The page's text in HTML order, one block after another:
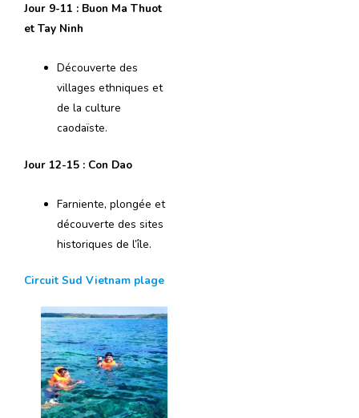
Jour 9-11 : Buon Ma Thuot
et Tay Ninh
Découverte des
villages ethniques et
de la culture
caodaïste.
Jour 12-15 : Con Dao
Farniente, plongée et
découverte des sites
historiques de l’île.
Circuit Sud Vietnam plage